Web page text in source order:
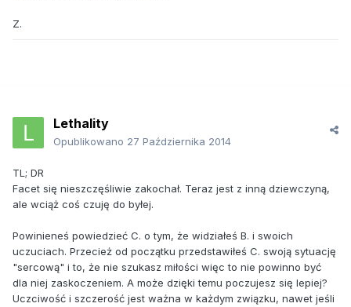
Z.
Lethality
Opublikowano 27 Października 2014
TL; DR
Facet się nieszczęśliwie zakochał. Teraz jest z inną dziewczyną,
ale wciąż coś czuję do byłej.
Powinieneś powiedzieć C. o tym, że widziałeś B. i swoich
uczuciach. Przecież od początku przedstawiłeś C. swoją sytuację
"sercową" i to, że nie szukasz miłości więc to nie powinno być
dla niej zaskoczeniem. A może dzięki temu poczujesz się lepiej?
Uczciwość i szczerość jest ważna w każdym związku, nawet jeśli